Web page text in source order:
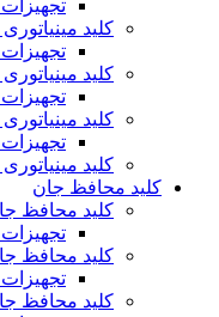
کلید
کلید مینیاتوری
تجهیزات
کلید
کلید
کلید محافظ جان
کلید محافظ
کلید محافظ
کلید محافظ